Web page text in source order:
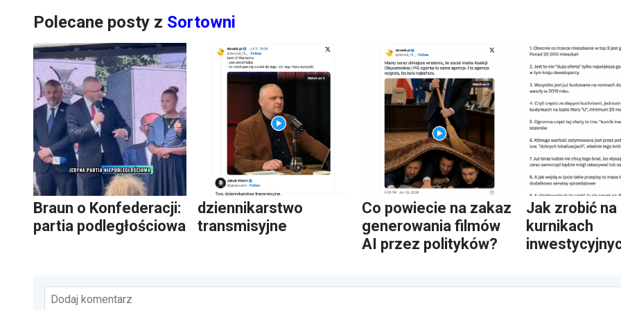
Polecane posty z Sortowni
Braun o Konfederacji:
partia podległościowa
dziennikarstwo
transmisyjne
Co powiecie na zakaz
generowania filmów
AI przez polityków?
Jak zrobić na
kurnikach
Dodaj komentarz